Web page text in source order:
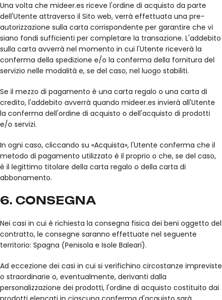
Una volta che mideer.es riceve l'ordine di acquisto da parte
dell'Utente attraverso il Sito web, verrà effettuata una pre-
autorizzazione sulla carta corrispondente per garantire che vi
siano fondi sufficienti per completare la transazione. L'addebito
sulla carta avverrà nel momento in cui l'Utente riceverà la
conferma della spedizione e/o la conferma della fornitura del
servizio nelle modalità e, se del caso, nel luogo stabiliti.
Se il mezzo di pagamento è una carta regalo o una carta di
credito, l'addebito avverrà quando mideer.es invierà all'Utente
la conferma dell'ordine di acquisto o dell'acquisto di prodotti
e/o servizi.
In ogni caso, cliccando su «Acquista», l'Utente conferma che il
metodo di pagamento utilizzato è il proprio o che, se del caso,
è il legittimo titolare della carta regalo o della carta di
abbonamento.
6. CONSEGNA
Nei casi in cui è richiesta la consegna fisica dei beni oggetto del
contratto, le consegne saranno effettuate nel seguente
territorio: Spagna (Penisola e Isole Baleari).
Ad eccezione dei casi in cui si verifichino circostanze impreviste
o straordinarie o, eventualmente, derivanti dalla
personalizzazione dei prodotti, l'ordine di acquisto costituito dai